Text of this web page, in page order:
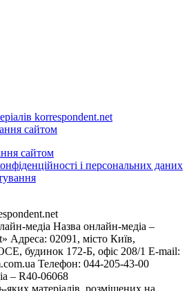
korrespondent.net
сайтом
сайтом
і персональних даних
медіа Назва онлайн-медіа –
Адреса: 02091, місто Київ,
будинок 172-Б, офіс 208/1 E-mail:
Телефон: 044-205-43-00
– R40-06068
яких матеріалів, розміщених на